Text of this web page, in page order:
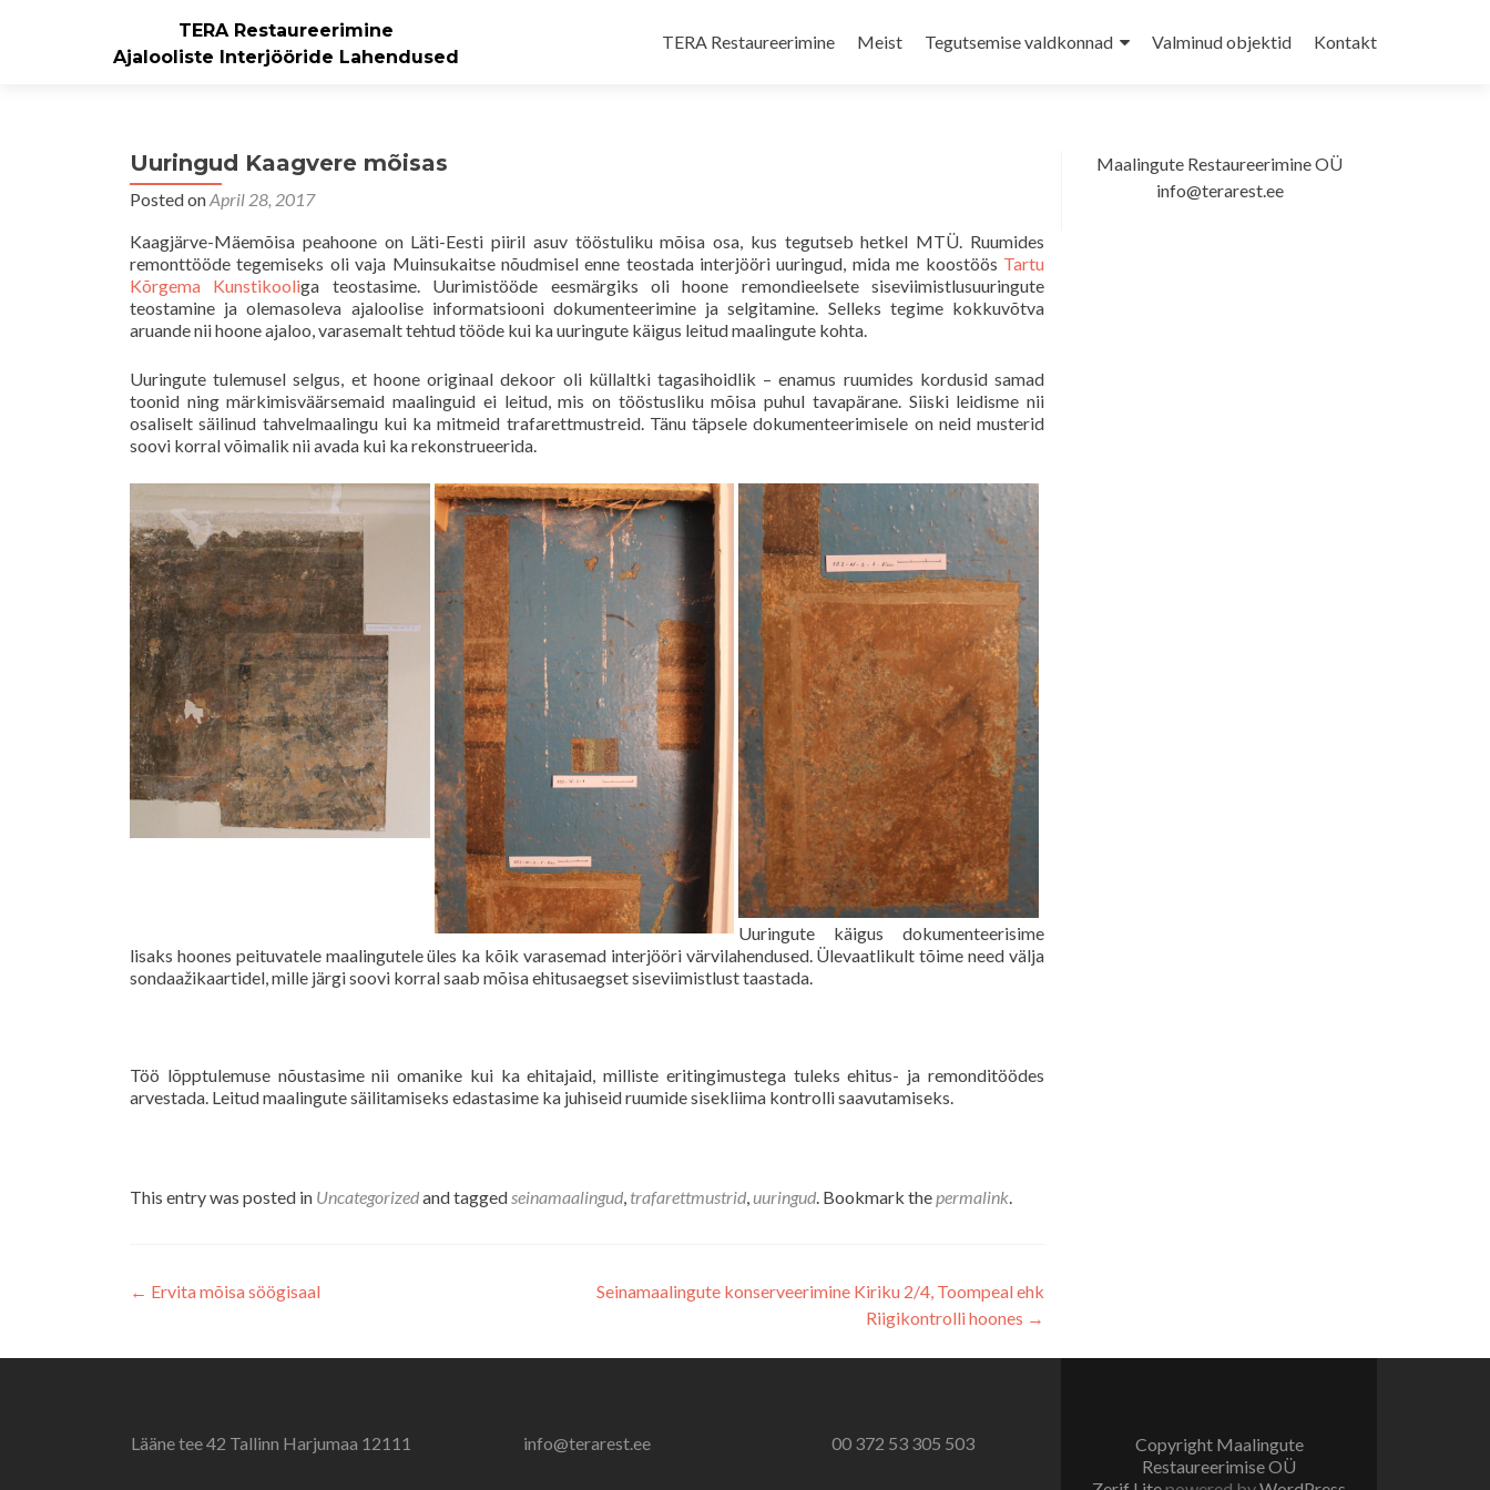
TERA Restaureerimine
Ajalooliste Interjööride Lahendused
to
TERA Restaureerimine Meist Tegutsemise valdkonnad Valminud objektid Kontakt
Uuringud Kaagvere mõisas
Posted onApril 28, 2017
Kaagjärve-Mäemõisa peahoone on Läti-Eesti piiril asuv tööstuliku mõisa osa, kus tegutseb hetkel MTÜ. Ruumides
remonttööde tegemiseks oli vaja Muinsukaitse nõudmisel enne teostada interjööri uuringud, mida me koostöös Tartu
Kõrgema Kunstikooliga teostasime. Uurimistööde eesmärgiks oli hoone remondieelsete siseviimistlusuuringute
teostamine ja olemasoleva ajaloolise informatsiooni dokumenteerimine ja selgitamine. Selleks tegime kokkuvõtva
aruande nii hoone ajaloo, varasemalt tehtud tööde kui ka uuringute käigus leitud maalingute kohta.
Uuringute tulemusel selgus, et hoone originaal dekoor oli küllaltki tagasihoidlik – enamus ruumides kordusid samad
toonid ning märkimisväärsemaid maalinguid ei leitud, mis on tööstusliku mõisa puhul tavapärane. Siiski leidisme nii
osaliselt säilinud tahvelmaalingu kui ka mitmeid trafarettmustreid. Tänu täpsele dokumenteerimisele on neid musterid
soovi korral võimalik nii avada kui ka rekonstrueerida.
Uuringute käigus dokumenteerisime
lisaks hoones peituvatele maalingutele üles ka kõik varasemad interjööri värvilahendused. Ülevaatlikult tõime need välja
sondaažikaartidel, mille järgi soovi korral saab mõisa ehitusaegset siseviimistlust taastada.
Töö lõpptulemuse nõustasime nii omanike kui ka ehitajaid, milliste eritingimustega tuleks ehitus- ja remonditöödes
arvestada. Leitud maalingute säilitamiseks edastasime ka juhiseid ruumide sisekliima kontrolli saavutamiseks.
This entry was posted in Uncategorizedand taggedseinamaalingud, trafarettmustrid,uuringud. Bookmark thepermalink.
Post
← Ervita mõisa söögisaal
Seinamaalingute konserveerimine Kiriku 2/4, Toompeal ehk
Riigikontrolli hoones →
Maalingute Restaureerimine OÜ
info@terarest.ee
Lääne tee 42 Tallinn Harjumaa 12111 info@terarest.ee 00 372 53 305 503
Copyright Maalingute
Restaureerimise OÜ